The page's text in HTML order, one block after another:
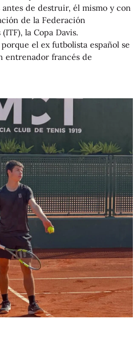
de destruir, él mismo y con
de la Federación
la Copa Davis.
el ex futbolista español se
entrenador francés de